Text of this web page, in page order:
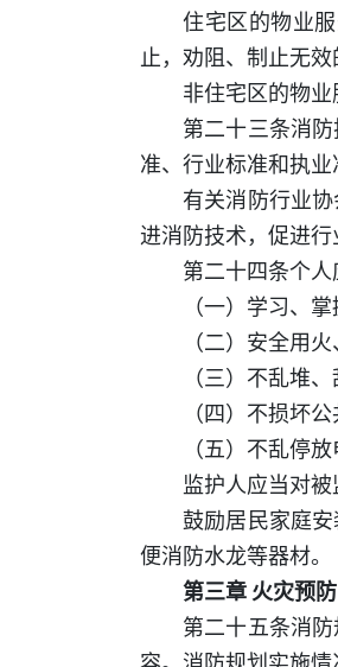
住宅区的物业
止，劝阻、制止无
非住宅区的物
第二十三条消
准、行业标准和执
有关消防行业
进消防技术，促进行
第二十四条个
（一）学习、
（二）安全用
（三）不乱堆
（四）不损坏
（五）不乱停
监护人应当对
鼓励居民家庭
便消防水龙等器材。
第三章 火灾预防
第二十五条消